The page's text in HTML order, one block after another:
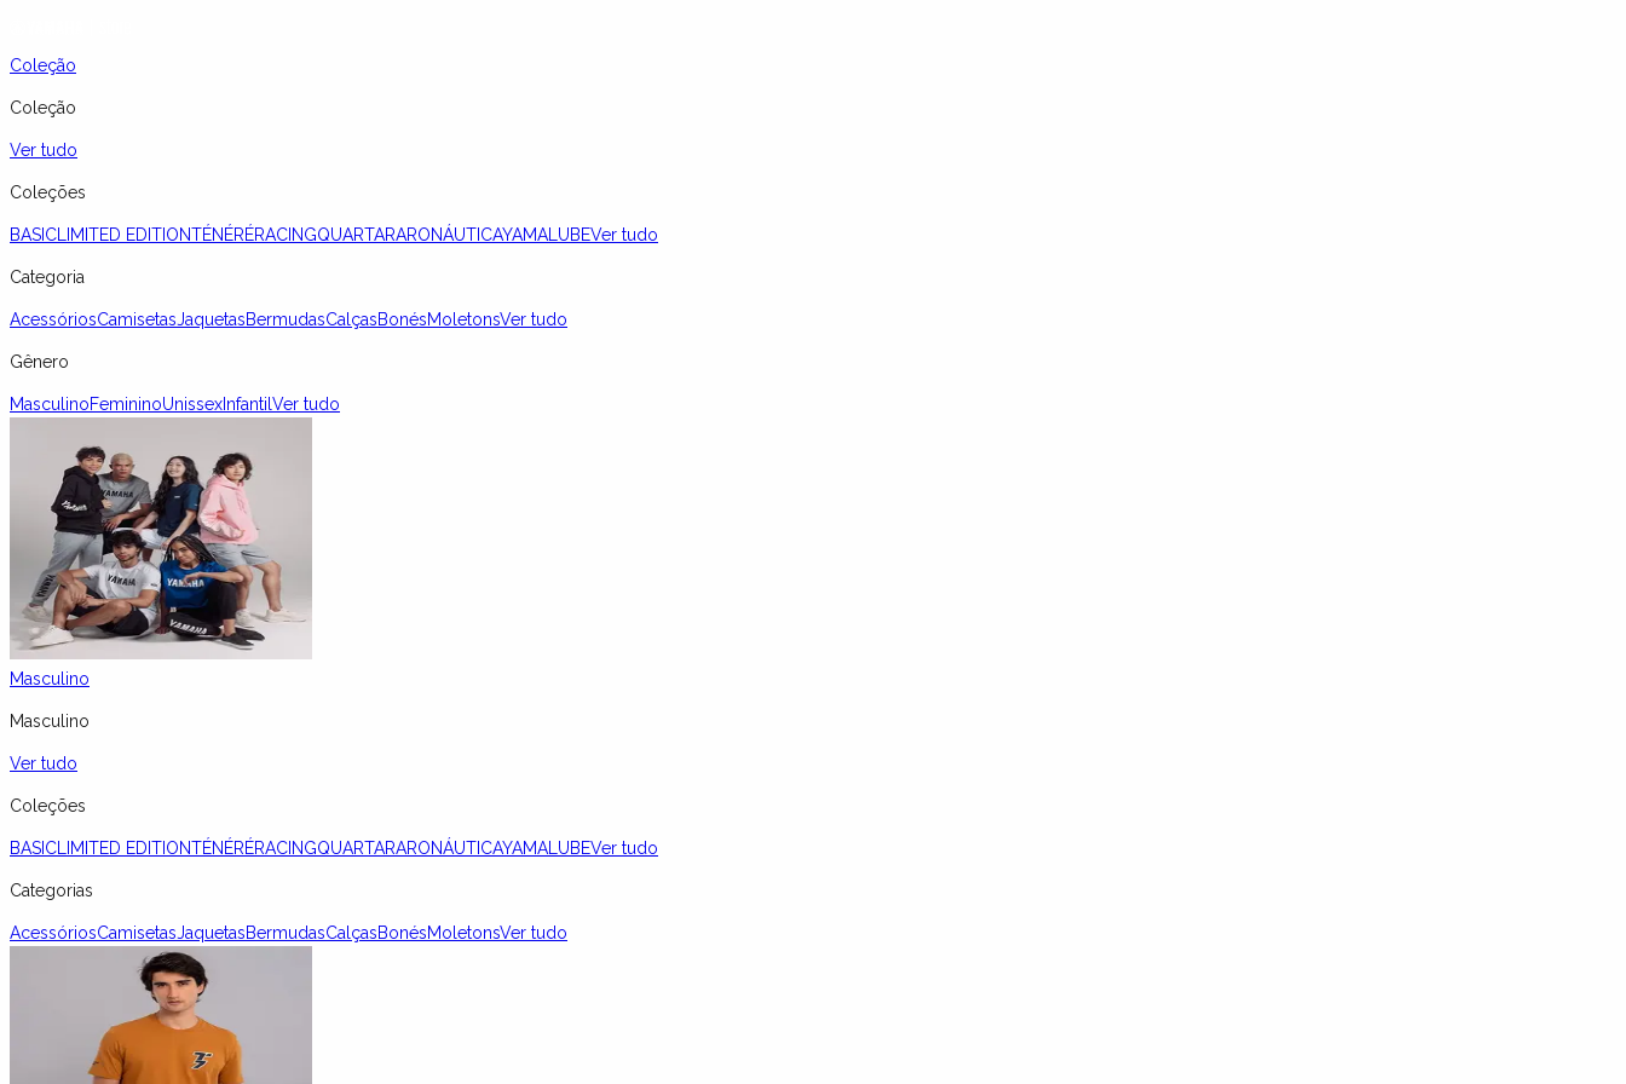
Coleção
Coleção
Ver tudo
Coleções
BASIC LIMITED EDITIONTÉNÉRÉRACINGQUARTARARONÁUTICAYAMALUBEVer tudo
Categoria
AcessóriosCamisetasJaquetasBermudasCalçasBonésMoletonsVer tudo
Gênero
MasculinoFemininoUnissex Infantil Ver tudo
Masculino
Masculino
Ver tudo
Coleções
BASIC LIMITED EDITIONTÉNÉRÉRACINGQUARTARARONÁUTICAYAMALUBEVer tudo
Categorias
AcessóriosCamisetasJaquetasBermudasCalçasBonésMoletonsVer tudo